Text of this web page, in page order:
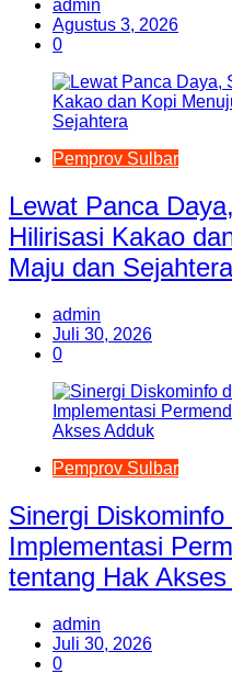
admin
Agustus 3, 2026
0
Pemprov Sulbar
Lewat Panca
Hilirisasi Kakao
Maju dan Sejahtera
admin
Juli 30, 2026
0
Pemprov Sulbar
Sinergi
Implementasi
tentang Hak
admin
Juli 30, 2026
0